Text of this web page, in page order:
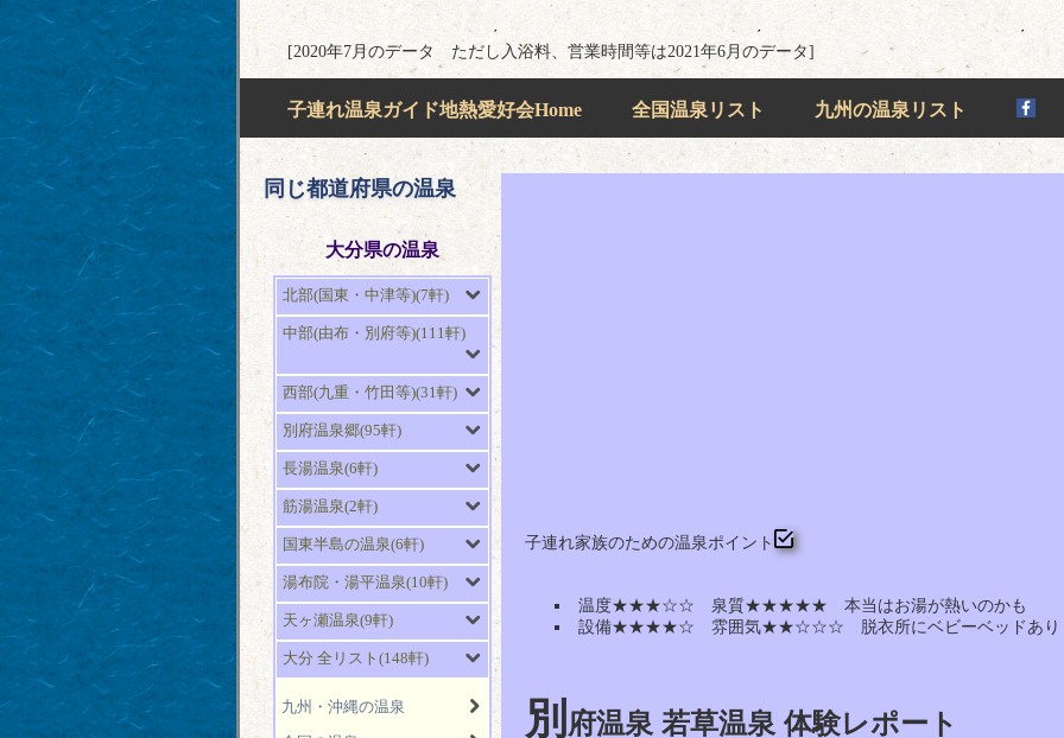
[2020年7月のデータ ただし入浴料、営業時間等は2021年6月のデータ]
子連れ温泉ガイド地熱愛好会Home 全国温泉リスト 九州の温泉リスト
子連れ家族のための温泉ポイント
温度★★★☆☆ 泉質★★★★★ 本当はお湯が熱いのかも
設備★★★★☆ 雰囲気★★☆☆☆ 脱衣所にベビーベッドあ
別 府温泉 若草温泉 体験レポート
同じ都道府県の温泉